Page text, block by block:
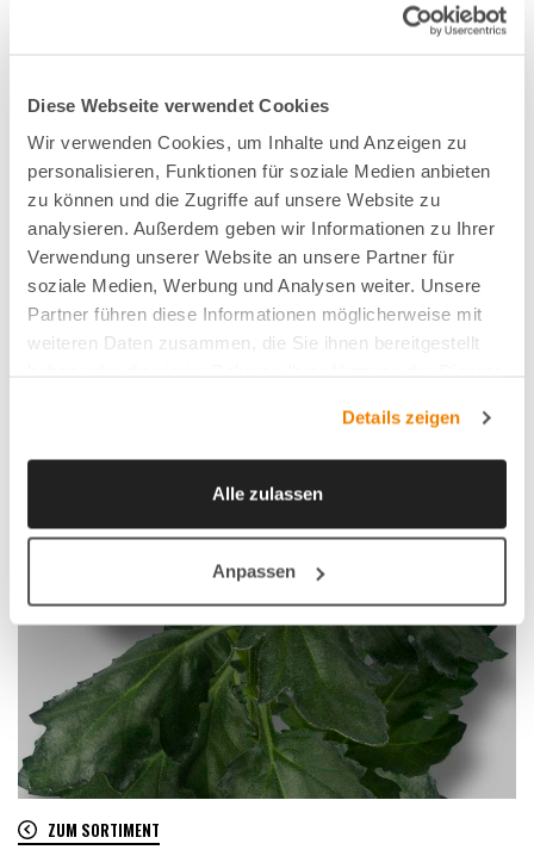
Diese Webseite verwendet Cookies
Wir verwenden Cookies, um Inhalte und Anzeigen zu
personalisieren, Funktionen für soziale Medien anbieten
zu können und die Zugriffe auf unsere Website zu
analysieren. Außerdem geben wir Informationen zu Ihrer
Verwendung unserer Website an unsere Partner für
soziale Medien, Werbung und Analysen weiter. Unsere
Partner führen diese Informationen möglicherweise mit
weiteren Daten zusammen, die Sie ihnen bereitgestellt
Details zeigen
Alle zulassen
Anpassen
Veredler
Dekker Chrysanten
Erhältlich
Ganze Saison
FAVORITE
ZUM SORTIMENT